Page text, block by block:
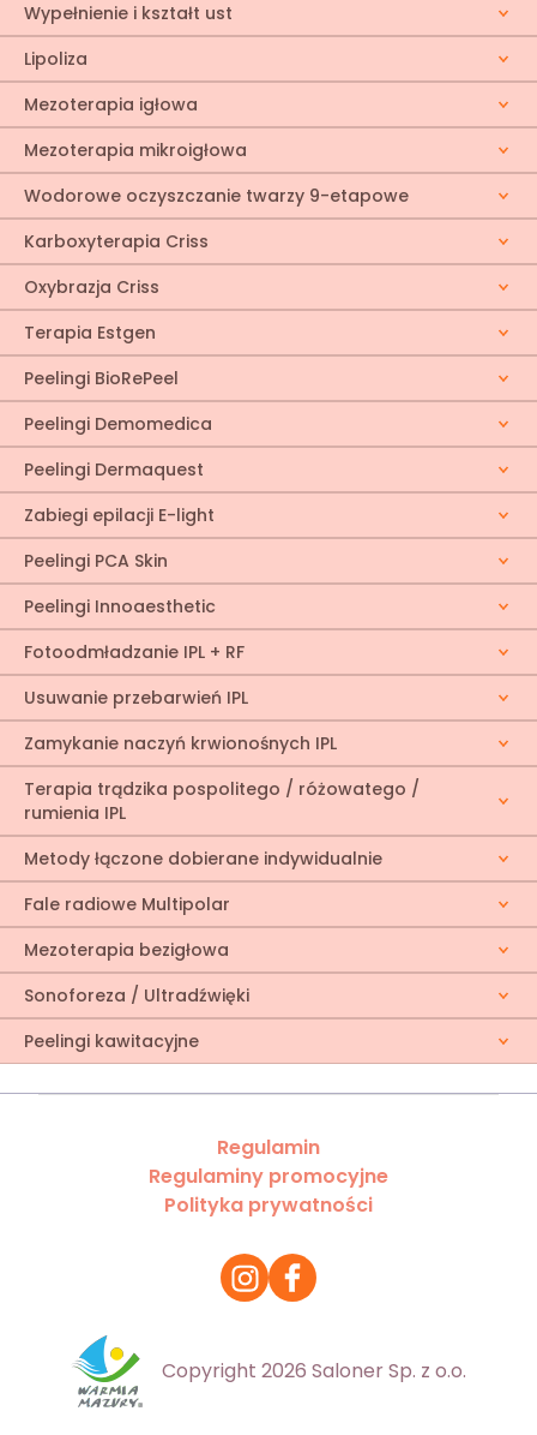
Wypełnienie i kształt ust
Lipoliza
Mezoterapia igłowa
Mezoterapia mikroigłowa
Wodorowe oczyszczanie twarzy 9-etapowe
Karboxyterapia Criss
Oxybrazja Criss
Terapia Estgen
Peelingi BioRePeel
Peelingi Demomedica
Peelingi Dermaquest
Zabiegi epilacji E-light
Peelingi PCA Skin
Peelingi Innoaesthetic
Fotoodmładzanie IPL + RF
Usuwanie przebarwień IPL
Zamykanie naczyń krwionośnych IPL
Terapia trądzika pospolitego / różowatego /
rumienia IPL
Metody łączone dobierane indywidualnie
Fale radiowe Multipolar
Mezoterapia bezigłowa
Sonoforeza / Ultradźwięki
Peelingi kawitacyjne
Regulamin
Regulaminy promocyjne
Polityka prywatności
Copyright 2026 Saloner Sp. z o.o.